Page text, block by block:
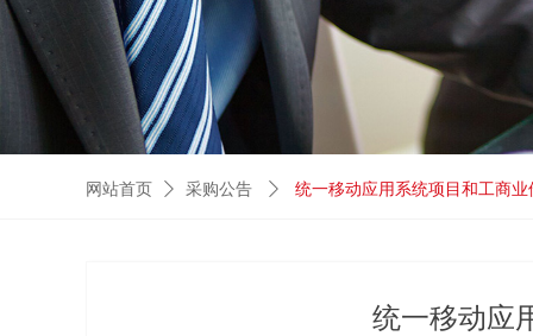
统一移动应
网站首页 ꄲ 采购公告 ꄲ 统一移动应用系统项目和工商